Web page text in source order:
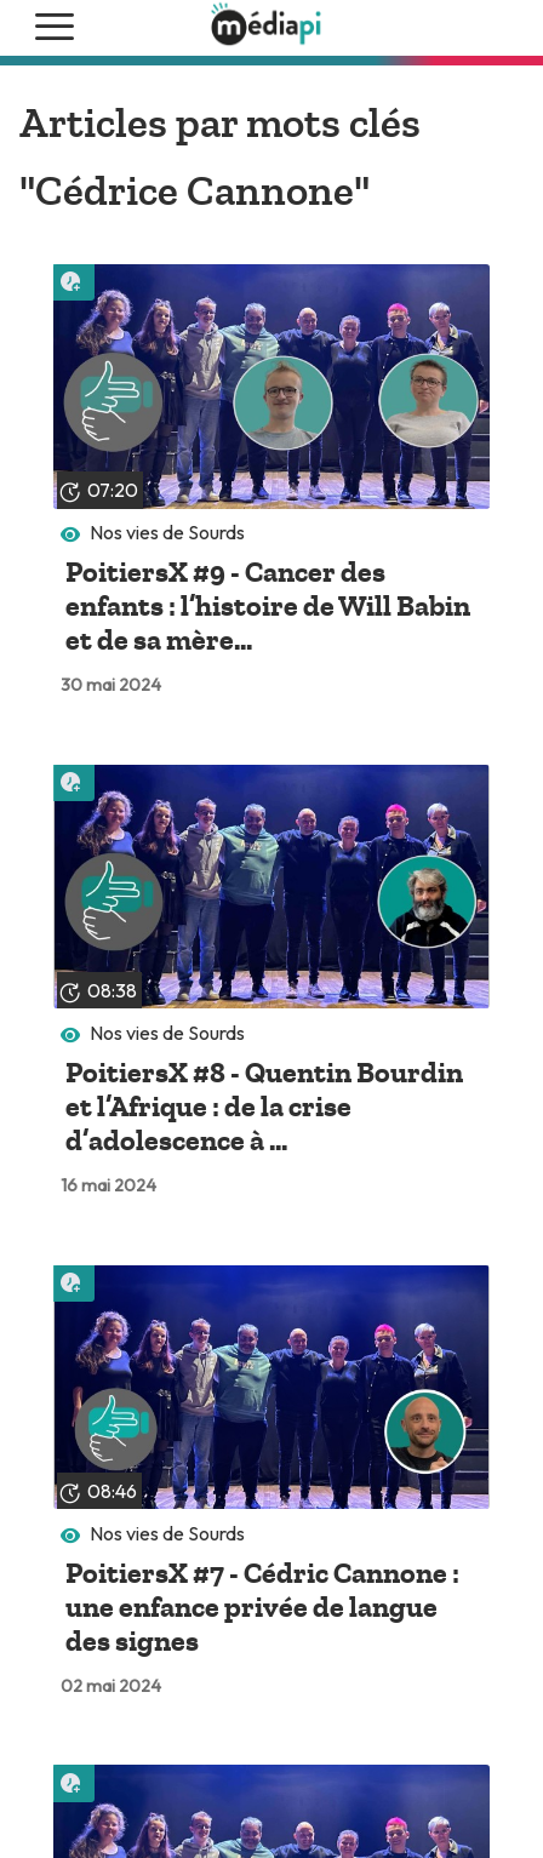
Articles par mots clés
"Cédrice Cannone"
07:20
Nos vies de Sourds
PoitiersX #9 - Cancer des
enfants : l’histoire de Will Babin
et de sa mère...
30 mai 2024
08:38
Nos vies de Sourds
PoitiersX #8 - Quentin Bourdin
et l’Afrique : de la crise
d’adolescence à ...
16 mai 2024
08:46
Nos vies de Sourds
PoitiersX #7 - Cédric Cannone :
une enfance privée de langue
des signes
02 mai 2024